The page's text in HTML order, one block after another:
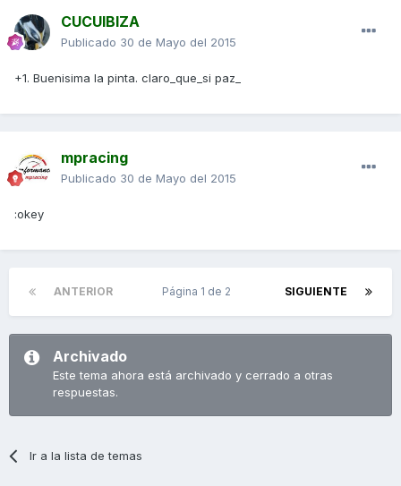
CUCUIBIZA
Publicado 30 de Mayo del 2015
+1. Buenisima la pinta. claro_que_si paz_
mpracing
Publicado 30 de Mayo del 2015
:okey
ANTERIOR SIGUIENTE
Página 1 de 2
Archivado
Este tema ahora está archivado y cerrado a otras
respuestas.
Ir a la lista de temas